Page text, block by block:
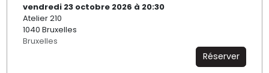
vendredi 23 octobre 2026 à 20:30
Atelier 210
1040 Bruxelles
Bruxelles
Réserver